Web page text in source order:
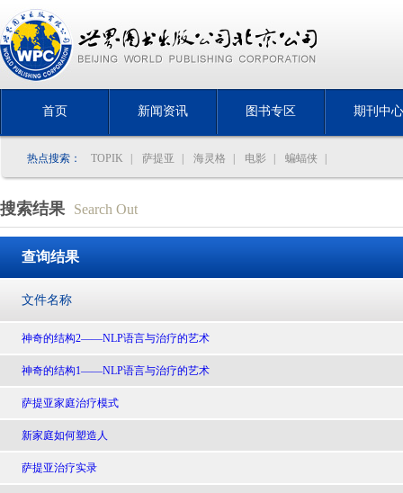
首页 新闻资讯 图书专区 期刊中心
热点搜索： TOPIK 萨提亚 海灵格 电影 蝙蝠侠
搜索结果 Search Out
查询结果
文件名称
神奇的结构2——NLP语言与治疗的艺术
神奇的结构1——NLP语言与治疗的艺术
萨提亚家庭治疗模式
新家庭如何塑造人
萨提亚治疗实录